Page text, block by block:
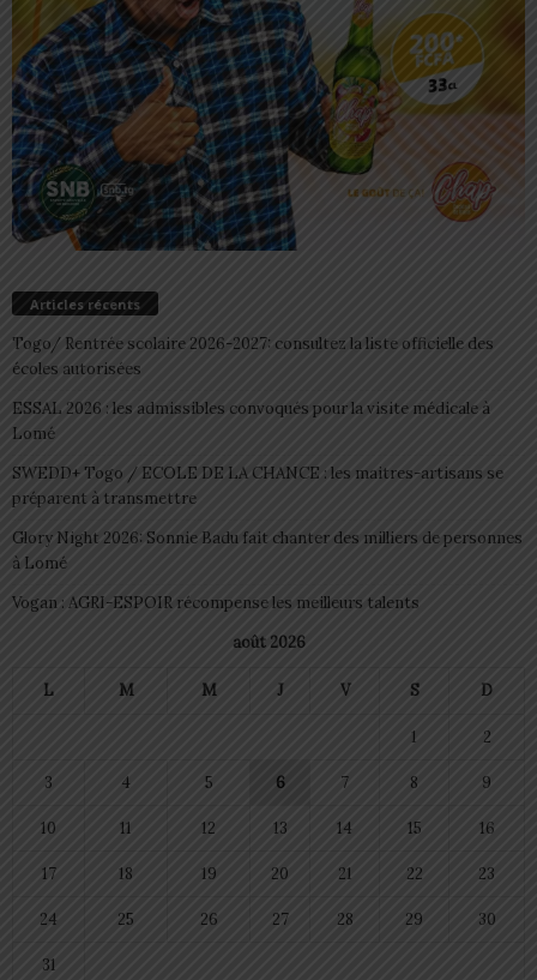
Articles récents
Togo/ Rentrée scolaire 2026-2027: consultez la liste officielle des
écoles autorisées
ESSAL 2026 : les admissibles convoqués pour la visite médicale à
Lomé
SWEDD+ Togo / ECOLE DE LA CHANCE : les maitres-artisans se
préparent à transmettre
Glory Night 2026: Sonnie Badu fait chanter des milliers de personnes
à Lomé
Vogan : AGRI-ESPOIR récompense les meilleurs talents
août 2026
L M M J V S D
1 2
3 4 5 6 7 8 9
10 11 12 13 14 15 16
17 18 19 20 21 22 23
24 25 26 27 28 29 30
31